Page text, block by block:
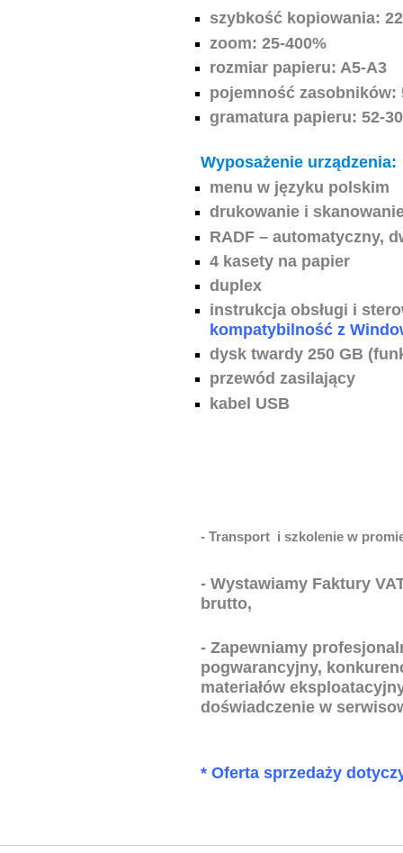
szybkość kopiowania:
zoom: 25-400%
rozmiar papieru: A5-A3
pojemność zasobników:
gramatura papieru: 52-
Wyposażenie urządzenia:
menu w języku polskim
drukowanie i
RADF – automatyczny,
4 kasety na papier
duplex
instrukcja obsługi i
kompatybilność z
dysk twardy 250 GB
przewód zasilający
kabel USB
- Transport i szkolenie w
- Wystawiamy Faktury
brutto,
- Zapewniamy
pogwarancyjny,
materiałów
doświadczenie w
* Oferta sprzedaży